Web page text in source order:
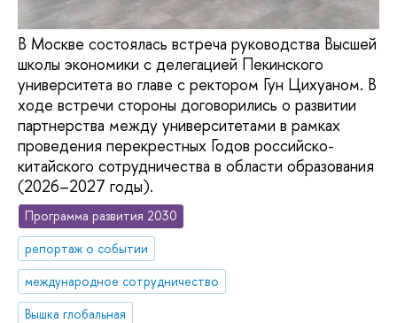
В Москве состоялась встреча руководства Высшей
школы экономики с делегацией Пекинского
университета во главе с ректором Гун Цихуаном. В
ходе встречи стороны договорились о развитии
партнерства между университетами в рамках
проведения перекрестных Годов российско-
китайского сотрудничества в области образования
(2026–2027 годы).
Программа развития 2030
репортаж о событии
международное сотрудничество
Вышка глобальная